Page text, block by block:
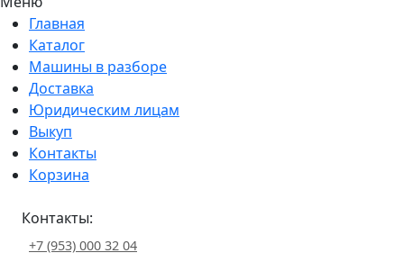
Главная
Каталог
Машины в разборе
Доставка
Юридическим лицам
Выкуп
Контакты
Корзина
Контакты:
+7 (953) 000 32 04